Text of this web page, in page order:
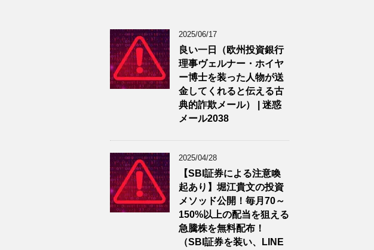
2025/06/17
良い一日（欧州投資銀行
理事ヴェルナー・ホイヤ
ー博士を装った人物が送
金してくれると伝える古
典的詐欺メール） | 迷惑
メール2038
2025/04/28
【SBI証券による注意喚
起あり】堀江貴文の投資
メソッド公開！毎月70～
150%以上の配当を狙える
急騰株を無料配布！
（SBI証券を装い、LINE